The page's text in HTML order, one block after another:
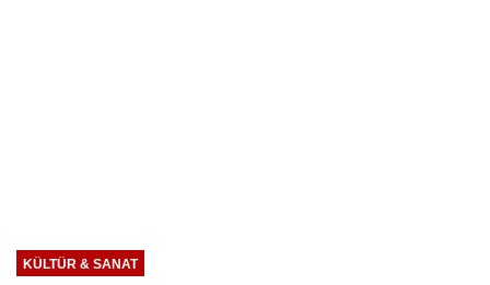
KÜLTÜR & SANAT